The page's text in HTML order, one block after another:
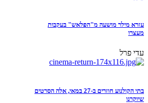
עזרא מילר מושעה מ"הפלאש" בעקבות
מעצרו
עדי פרל
בתי הקולנוע חוזרים ב-27 במאי, אלה הסרטים
שיוקרנו